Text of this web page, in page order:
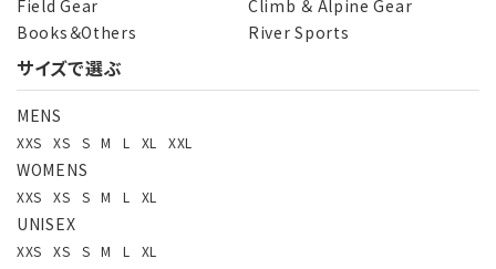
Field Gear
Climb ＆ Alpine Gear
Books＆Others
River Sports
サイズで選ぶ
MENS
XXS XS S M L XL XXL
WOMENS
XXS XS S M L XL
UNISEX
XXS XS S M L XL